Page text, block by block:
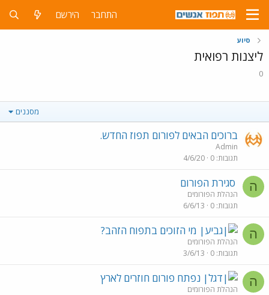
התחבר הירשם
סיוע
ליצנות רפואית
0
מסננים
ברוכים הבאים לפורום תפוז החדש.
Admin
תגובות 0
4/6/20
ה סגירת הפורום
הנהלת הפורומים
תגובות 0
6/6/13
ה מי הזוכים בתפוח הזהב?
הנהלת הפורומים
תגובות 0
3/6/13
ה נפתח פורום חוזרים לארץ
הנהלת הפורומים